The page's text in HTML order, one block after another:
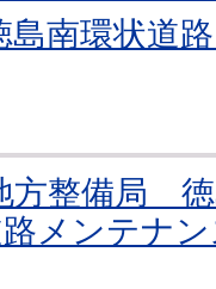
南環状道
整備局 徳
メンテナ